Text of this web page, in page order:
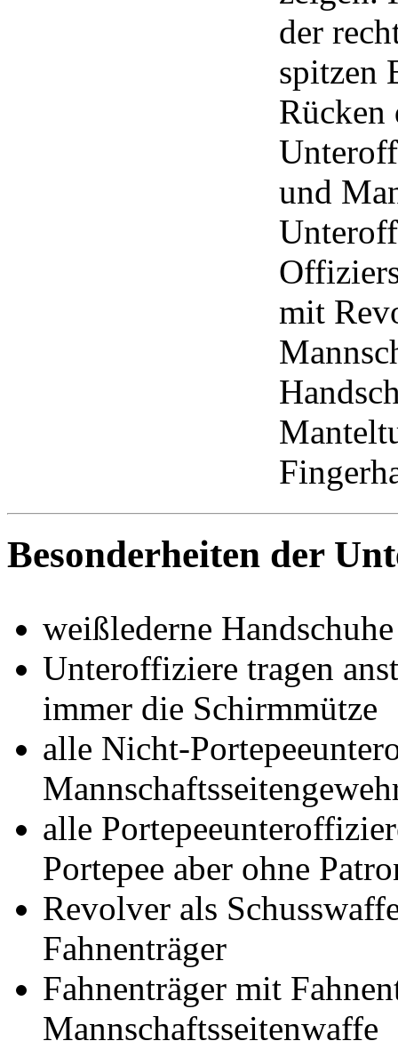
der
spitzen
Rücken
und
mit
Besonderheiten der
weißlederne
Unteroffiziere tragen
immer die Schirmmütze
alle Nicht-
alle
Portepee aber ohne
Revolver als
Fahnenträger
Fahnenträger mit
Mannschaftsseitenwaffe